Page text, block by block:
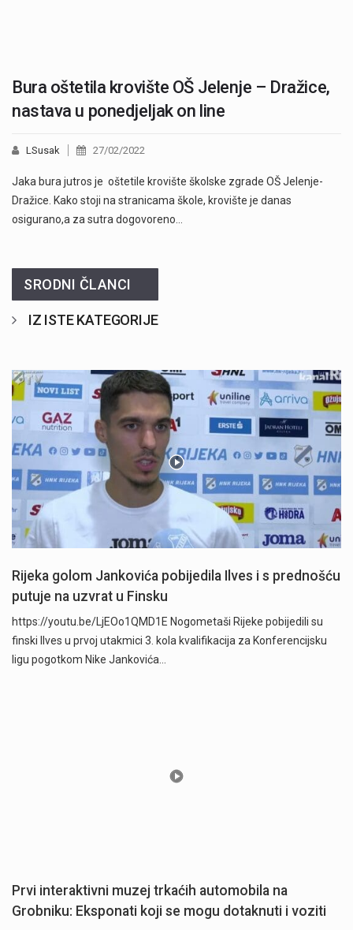
Bura oštetila krovište OŠ Jelenje – Dražice,
nastava u ponedjeljak on line
LSusak 27/02/2022
Jaka bura jutros je oštetile krovište školske zgrade OŠ Jelenje-
Dražice. Kako stoji na stranicama škole, krovište je danas
osigurano,a za sutra dogovoreno…
SRODNI ČLANCI
IZ ISTE KATEGORIJE
Rijeka golom Jankovića pobijedila Ilves i s prednošću
putuje na uzvrat u Finsku
https://youtu.be/LjEOo1QMD1E Nogometaši Rijeke pobijedili su
finski Ilves u prvoj utakmici 3. kola kvalifikacija za Konferencijsku
ligu pogotkom Nike Jankovića…
Prvi interaktivni muzej trkaćih automobila na
Grobniku: Eksponati koji se mogu dotaknuti i voziti